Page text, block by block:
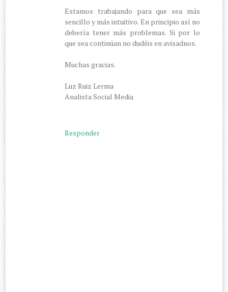
Estamos trabajando para que sea más
sencillo y más intuitivo. En principio así no
debería tener más problemas. Si por lo
que sea continúan no dudéis en avisadnos.
Muchas gracias.
Luz Ruiz Lerma
Analista Social Media
Responder